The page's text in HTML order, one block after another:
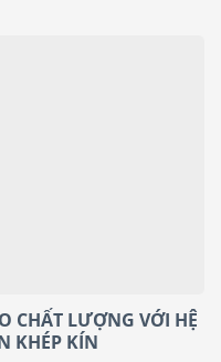
CHẤT LƯỢNG VỚI HỆ
KHÉP KÍN